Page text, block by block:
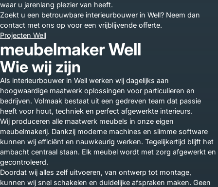
waar u jarenlang plezier van heeft.
Zoekt u een betrouwbare interieurbouwer in Well? Neem dan
contact met ons op voor een vrijblijvende offerte.
Projecten Well
meubelmaker Well
Wie wij zijn
Als interieurbouwer in Well werken wij dagelijks aan
hoogwaardige maatwerk oplossingen voor particulieren en
bedrijven. Volmaak bestaat uit een gedreven team dat passie
heeft voor hout, techniek en perfect afgewerkte interieurs.
Wij produceren alle maatwerk meubels in onze eigen
meubelmakerij. Dankzij moderne machines en slimme software
kunnen wij efficiënt en nauwkeurig werken. Tegelijkertijd blijft het
ambacht centraal staan. Elk meubel wordt met zorg afgewerkt en
gecontroleerd.
Doordat wij alles zelf uitvoeren, van ontwerp tot montage,
kunnen wij snel schakelen en duidelijke afspraken maken. Geen